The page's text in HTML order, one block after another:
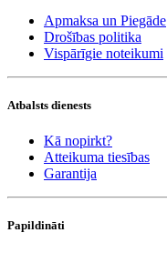
Apmaksa un Piegāde
Drošības politika
Vispārīgie noteikumi
Atbalsts dienests
Kā nopirkt?
Atteikuma tiesības
Garantija
Papildināti